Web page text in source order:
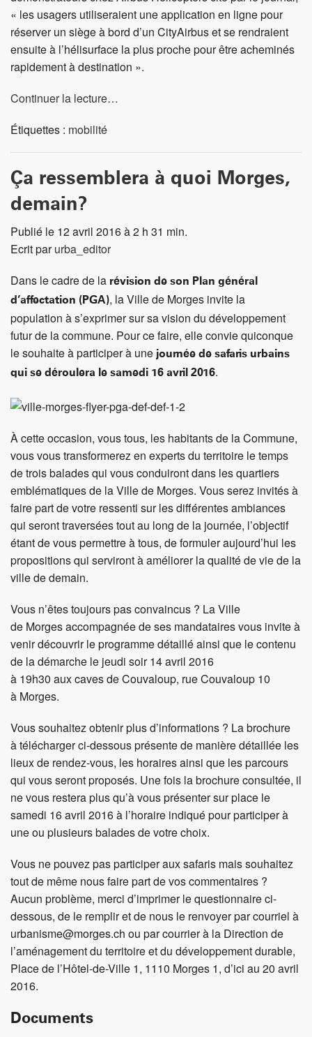
« les usagers utiliseraient une application en ligne pour
réserver un siège à bord d’un CityAirbus et se rendraient
ensuite à l’hélisurface la plus proche pour être acheminés
rapidement à destination ».
Continuer la lecture…
Étiquettes : mobilité
Ça ressemblera à quoi Morges,
demain?
Publié le 12 avril 2016 à 2 h 31 min.
Ecrit parurba_editor
Dans le cadre de la révision de son Plan général
d’affectation (PGA), la Ville de Morges invite la
population à s’exprimer sur sa vision du développement
futur de la commune. Pour ce faire, elle convie quiconque
le souhaite à participer à une journée de safaris urbains
qui se déroulera le samedi 16 avril 2016.
À cette occasion, vous tous, les habitants de la Commune,
vous vous transformerez en experts du territoire le temps
de trois balades qui vous conduiront dans les quartiers
emblématiques de la Ville de Morges. Vous serez invités à
faire part de votre ressenti sur les différentes ambiances
qui seront traversées tout au long de la journée, l’objectif
étant de vous permettre à tous, de formuler aujourd’hui les
propositions qui serviront à améliorer la qualité de vie de la
ville de demain.
Vous n’êtes toujours pas convaincus ? La Ville
de Morges accompagnée de ses mandataires vous invite à
venir découvrir le programme détaillé ainsi que le contenu
de la démarche le jeudi soir 14 avril 2016
à 19h30 aux caves de Couvaloup, rue Couvaloup 10
à Morges.
Vous souhaitez obtenir plus d’informations ? La brochure
à télécharger ci-dessous présente de manière détaillée les
lieux de rendez-vous, les horaires ainsi que les parcours
qui vous seront proposés. Une fois la brochure consultée, il
ne vous restera plus qu’à vous présenter sur place le
samedi 16 avril 2016 à l’horaire indiqué pour participer à
une ou plusieurs balades de votre choix.
Vous ne pouvez pas participer aux safaris mais souhaitez
tout de même nous faire part de vos commentaires ?
Aucun problème, merci d’imprimer le questionnaire ci-
dessous, de le remplir et de nous le renvoyer par courriel à
urbanisme@morges.ch ou par courrier à la Direction de
l’aménagement du territoire et du développement durable,
Place de l’Hôtel-de-Ville 1, 1110 Morges 1, d’ici au 20 avril
2016.
Documents